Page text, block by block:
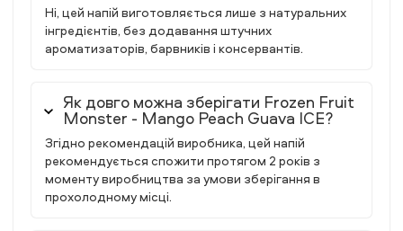
Ні, цей напій виготовляється лише з натуральних
інгредієнтів, без додавання штучних
ароматизаторів, барвників і консервантів.
Як довго можна зберігати Frozen Fruit
Monster - Mango Peach Guava ICE?
Згідно рекомендацій виробника, цей напій
рекомендується спожити протягом 2 років з
моменту виробництва за умови зберігання в
прохолодному місці.